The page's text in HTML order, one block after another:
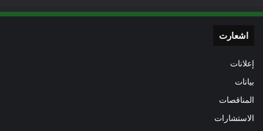
اشعارت
إعلانات
بيانات
المناقصات
الاستشارات